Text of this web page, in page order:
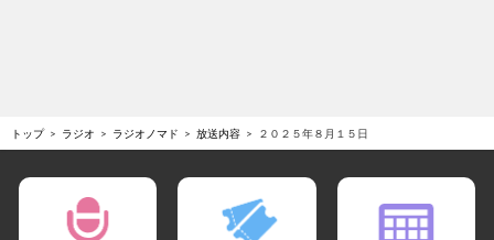
トップ ラジオ ラジオノマド 放送内容 ２０２５年８月１５日